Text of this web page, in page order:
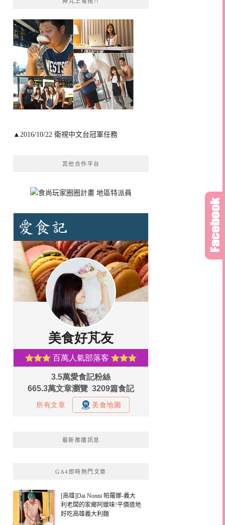
▲2016/10/22 衛視中文台冠軍任務
其他合作平台
最新推播訊息
GA4即時熱門文章
[高雄]Dai Nonni 帕羅娜-義大
利老闆的家鄉阿嬤味!平價道地
好吃高雄義大利麵